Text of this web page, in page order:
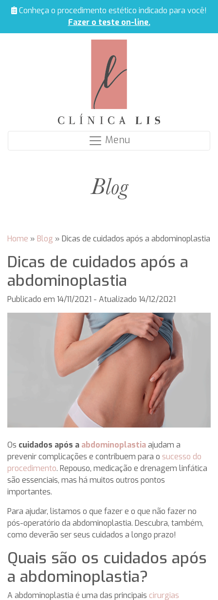
Conheça o procedimento estético indicado para você!
Fazer o teste on-line.
Menu
Blog
Home » Blog » Dicas de cuidados após a abdominoplastia
Dicas de cuidados após a
abdominoplastia
Publicado em 14/11/2021 - Atualizado 14/12/2021
Os cuidados após a abdominoplastiaajudam a
prevenir complicações e contribuem para o sucesso do
procedimento. Repouso, medicação e drenagem linfática
são essenciais, mas há muitos outros pontos
importantes.
Para ajudar, listamos o que fazer e o que não fazer no
pós-operatório da abdominoplastia. Descubra, também,
como deverão ser seus cuidados a longo prazo!
Quais são os cuidados após
a abdominoplastia?
A abdominoplastia é uma das principais cirurgias